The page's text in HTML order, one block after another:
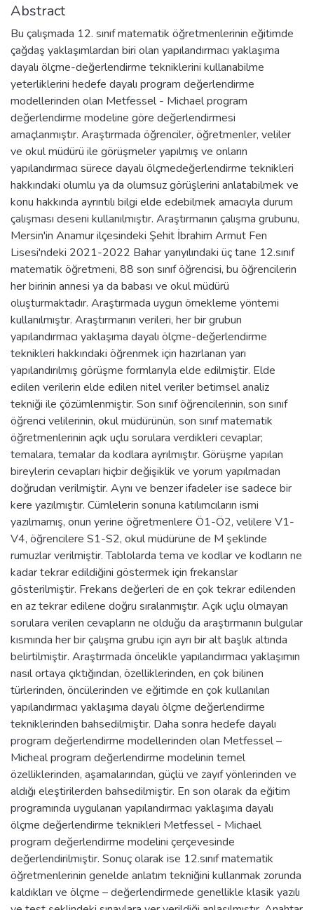
Abstract
Bu çalışmada 12. sınıf matematik öğretmenlerinin eğitimde
çağdaş yaklaşımlardan biri olan yapılandırmacı yaklaşıma
dayalı ölçme-değerlendirme tekniklerini kullanabilme
yeterliklerini hedefe dayalı program değerlendirme
modellerinden olan Metfessel - Michael program
değerlendirme modeline göre değerlendirmesi
amaçlanmıştır. Araştırmada öğrenciler, öğretmenler, veliler
ve okul müdürü ile görüşmeler yapılmış ve onların
yapılandırmacı sürece dayalı ölçmedeğerlendirme teknikleri
hakkındaki olumlu ya da olumsuz görüşlerini anlatabilmek ve
konu hakkında ayrıntılı bilgi elde edebilmek amacıyla durum
çalışması deseni kullanılmıştır. Araştırmanın çalışma grubunu,
Mersin'in Anamur ilçesindeki Şehit İbrahim Armut Fen
Lisesi'ndeki 2021-2022 Bahar yarıyılındaki üç tane 12.sınıf
matematik öğretmeni, 88 son sınıf öğrencisi, bu öğrencilerin
her birinin annesi ya da babası ve okul müdürü
oluşturmaktadır. Araştırmada uygun örnekleme yöntemi
kullanılmıştır. Araştırmanın verileri, her bir grubun
yapılandırmacı yaklaşıma dayalı ölçme-değerlendirme
teknikleri hakkındaki öğrenmek için hazırlanan yarı
yapılandırılmış görüşme formlarıyla elde edilmiştir. Elde
edilen verilerin elde edilen nitel veriler betimsel analiz
tekniği ile çözümlenmiştir. Son sınıf öğrencilerinin, son sınıf
öğrenci velilerinin, okul müdürünün, son sınıf matematik
öğretmenlerinin açık uçlu sorulara verdikleri cevaplar;
temalara, temalar da kodlara ayrılmıştır. Görüşme yapılan
bireylerin cevapları hiçbir değişiklik ve yorum yapılmadan
doğrudan verilmiştir. Aynı ve benzer ifadeler ise sadece bir
kere yazılmıştır. Cümlelerin sonuna katılımcıların ismi
yazılmamış, onun yerine öğretmenlere Ö1-Ö2, velilere V1-
V4, öğrencilere S1-S2, okul müdürüne de M şeklinde
rumuzlar verilmiştir. Tablolarda tema ve kodlar ve kodların ne
kadar tekrar edildiğini göstermek için frekanslar
gösterilmiştir. Frekans değerleri de en çok tekrar edilenden
en az tekrar edilene doğru sıralanmıştır. Açık uçlu olmayan
sorulara verilen cevapların ne olduğu da araştırmanın bulgular
kısmında her bir çalışma grubu için ayrı bir alt başlık altında
belirtilmiştir. Araştırmada öncelikle yapılandırmacı yaklaşımın
nasıl ortaya çıktığından, özelliklerinden, en çok bilinen
türlerinden, öncülerinden ve eğitimde en çok kullanılan
yapılandırmacı yaklaşıma dayalı ölçme değerlendirme
tekniklerinden bahsedilmiştir. Daha sonra hedefe dayalı
program değerlendirme modellerinden olan Metfessel –
Micheal program değerlendirme modelinin temel
özelliklerinden, aşamalarından, güçlü ve zayıf yönlerinden ve
aldığı eleştirilerden bahsedilmiştir. En son olarak da eğitim
programında uygulanan yapılandırmacı yaklaşıma dayalı
ölçme değerlendirme teknikleri Metfessel - Michael
program değerlendirme modelini çerçevesinde
değerlendirilmiştir. Sonuç olarak ise 12.sınıf matematik
öğretmenlerinin genelde anlatım tekniğini kullanmak zorunda
kaldıkları ve ölçme – değerlendirmede genellikle klasik yazılı